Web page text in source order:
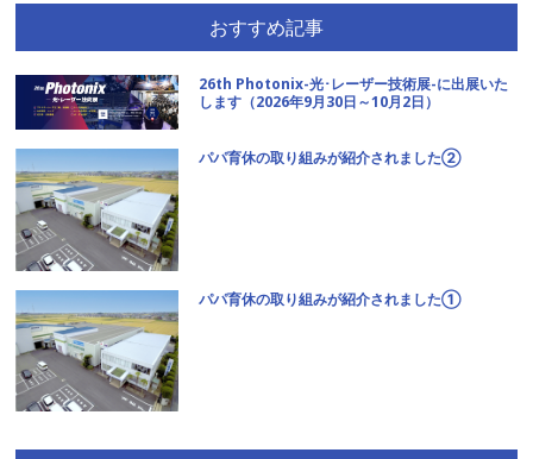
おすすめ記事
26th Photonix-光･レーザー技術展-に出展いた
します（2026年9月30日～10月2日）
パパ育休の取り組みが紹介されました②
パパ育休の取り組みが紹介されました①